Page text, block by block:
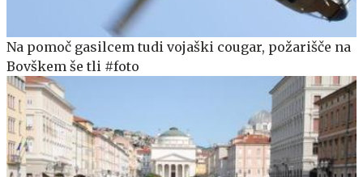
Na pomoč gasilcem tudi vojaški cougar, požarišče na
Bovškem še tli #foto